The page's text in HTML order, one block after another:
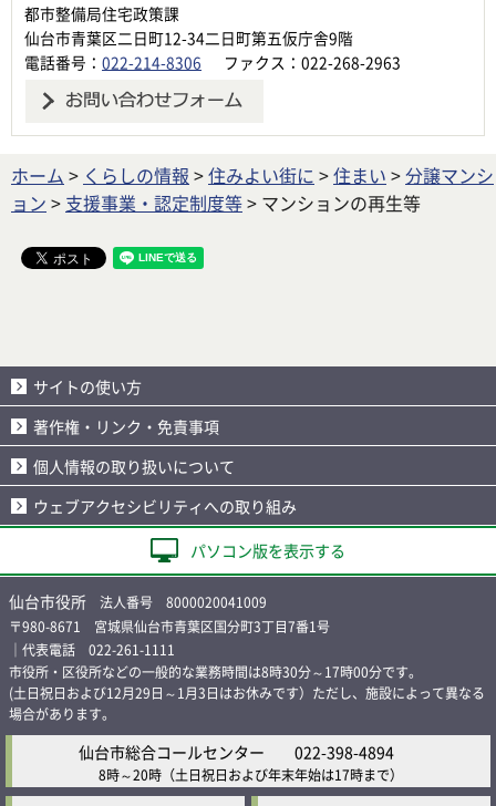
都市整備局住宅政策課
仙台市青葉区二日町12-34二日町第五仮庁舎9階
電話番号： 022-214-8306 ファクス：022-268-2963
ホーム > くらしの情報 >住みよい街に >住まい >分譲マンシ
ョン > 支援事業・認定制度等> マンションの再生等
サイトの使い方
著作権・リンク・免責事項
個人情報の取り扱いについて
ウェブアクセシビリティへの取り組み
パソコン版を表示する
仙台市役所 法人番号 8000020041009
〒980-8671 宮城県仙台市青葉区国分町3丁目7番1号
｜代表電話 022-261-1111
市役所・区役所などの一般的な業務時間は8時30分～17時00分です。
(土日祝日および12月29日～1月3日はお休みです）ただし、施設によって異なる
場合があります。
仙台市総合コールセンター 022-398-4894
8時～20時 （土日祝日および年末年始は17時まで）